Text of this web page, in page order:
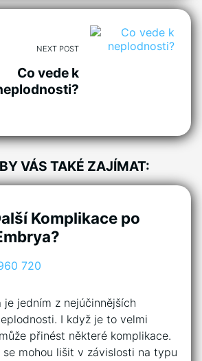
NEXT POST
Co vede k
VÁS TAKÉ ZAJÍMAT:
Komplikace po
jedním z nejúčinnějších
I když je to velmi
přinést některé komplikace.
mohou lišit v závislosti na typu